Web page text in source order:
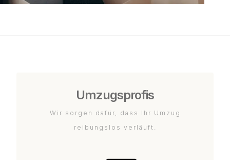
Umzugsprofis
Wir sorgen dafür, dass Ihr Umzug
reibungslos verläuft.